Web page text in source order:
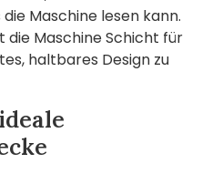
Maschine lesen kann.
die Maschine Schicht für
haltbares Design zu